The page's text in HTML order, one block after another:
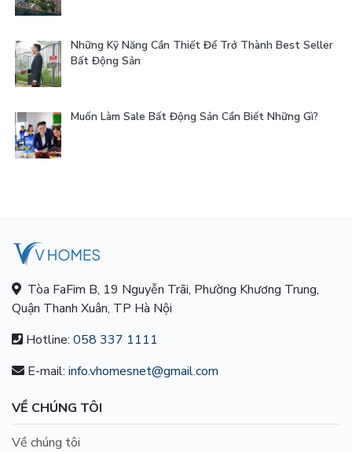
Những Kỹ Năng Cần Thiết Để Trở Thành Best Seller
Bất Động Sản
Muốn Làm Sale Bất Động Sản Cần Biết Những Gì?
Tòa FaFim B, 19 Nguyễn Trãi, Phường Khương Trung,
Quận Thanh Xuân, TP Hà Nội
Hotline: 058 337 1111
E-mail: info.vhomesnet@gmail.com
VỀ CHÚNG TÔI
Về chúng tôi